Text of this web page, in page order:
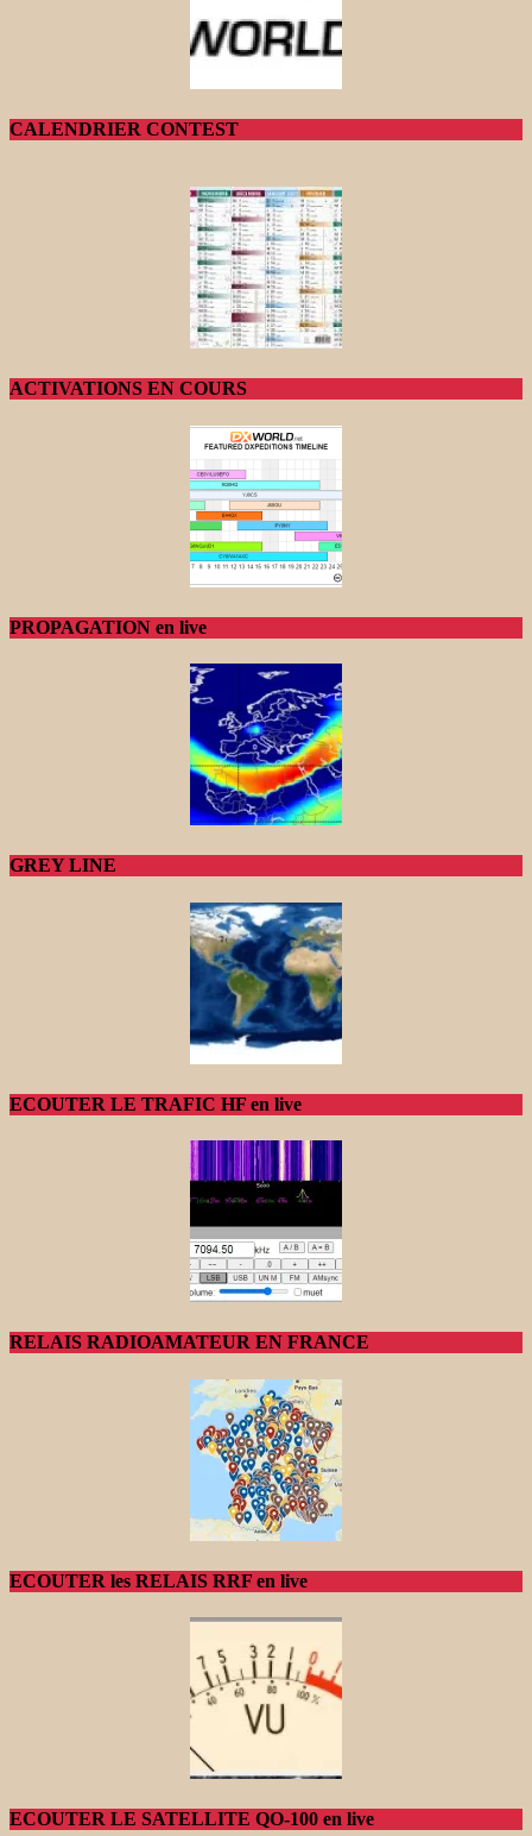
CALENDRIER CONTEST
ACTIVATIONS EN COURS
PROPAGATION en live
GREY LINE
ECOUTER LE TRAFIC HF en live
RELAIS RADIOAMATEUR EN FRANCE
ECOUTER les RELAIS RRF en live
ECOUTER LE SATELLITE QO-100 en live